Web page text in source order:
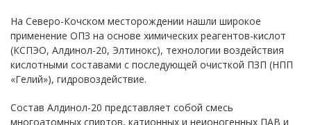
На Северо-Кочском месторождении нашли широкое
применение ОПЗ на основе химических реагентов-кислот
(КСПЭО, Алдинол-20, Элтинокс), технологии воздействия
кислотными составами с последующей очисткой ПЗП (НПП
«Гелий»), гидровоздействие.
Состав Алдинол-20 представляет собой смесь
многоатомных спиртов, катионных и неионогенных ПАВ и